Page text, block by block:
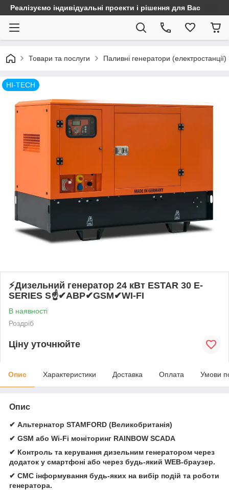
Реалізуємо індивідуальні проекти і рішення для Вас
Товари та послуги Паливні генератори (електростанції)
HI-TECH
⚡️Дизельний генератор 24 кВт ESTAR 30 E-
SERIES S☝✔АВР✔GSM✔WI-FI
В наявності
Роздріб
Ціну уточнюйте
Опис Характеристики Доставка Оплата Умови
Опис
✔ Альтернатор STAMFORD (Великобританія)
✔ GSM або Wi-Fi моніторинг RAINBOW SCADA
✔ Контроль та керування дизельним генератором через
додаток у смартфоні або через будь-який WEB-браузер.
✔ СМС інформування будь-яких на вибір подій та роботи
генератора.